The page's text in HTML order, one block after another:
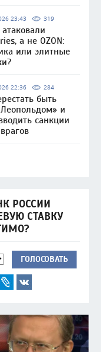
23:43 319
а не OZON:
или элитные
22:36 284
быть
и
санкции
РОССИИ
СТАВКУ
ГОЛОСОВАТЬ